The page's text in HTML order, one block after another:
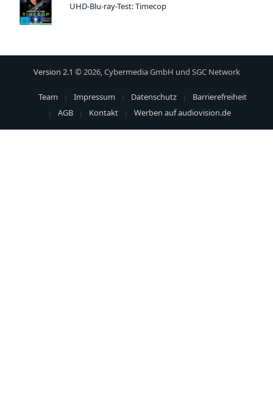
UHD-Blu-ray-Test: Timecop
Version 2.1 © 2026, Cybermedia GmbH und SGC Network
Team Impressum Datenschutz
Barrierefreiheit
AGB
Kontakt Werben auf audiovision.de